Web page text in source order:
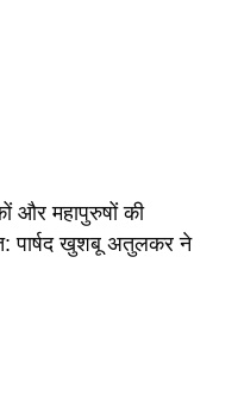
और महापुरुषों की
पार्षद खुशबू अतुलकर ने